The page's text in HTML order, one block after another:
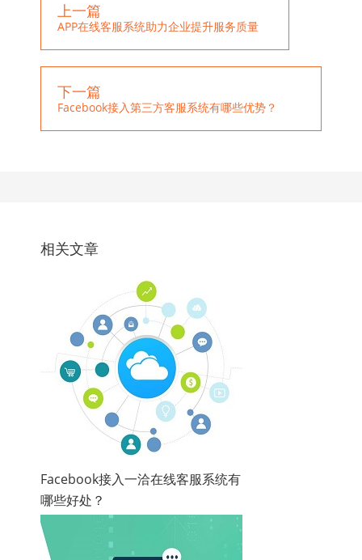
上一篇
APP在线客服系统助力企业提升服务质量
下一篇
Facebook接入第三方客服系统有哪些优势？
相关文章
Facebook接入一洽在线客服系统有
哪些好处？